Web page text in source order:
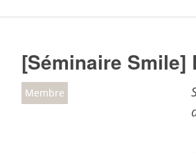
[Séminaire Smile]
Membre